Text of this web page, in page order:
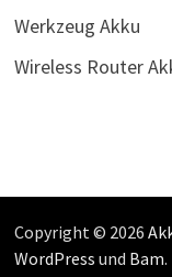
Werkzeug Akku
Wireless Router
Copyright © 2026
WordPress und Bam.